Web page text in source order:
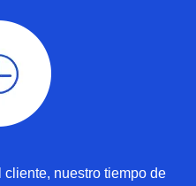
nuestro tiempo de